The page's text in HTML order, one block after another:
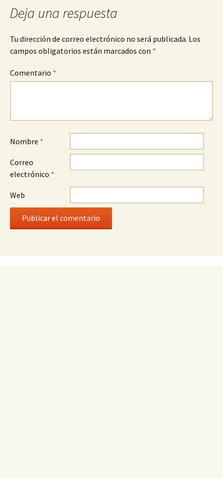
Deja una respuesta
Tu dirección de correo electrónico no será publicada. Los
campos obligatorios están marcados con *
Comentario *
Nombre *
Correo
electrónico *
Web